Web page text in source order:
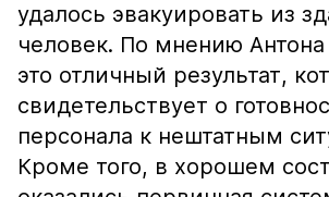
удалось эвакуировать из
человек. По мнению
это отличный результат,
свидетельствует о
персонала к нештатным
Кроме того, в хорошем